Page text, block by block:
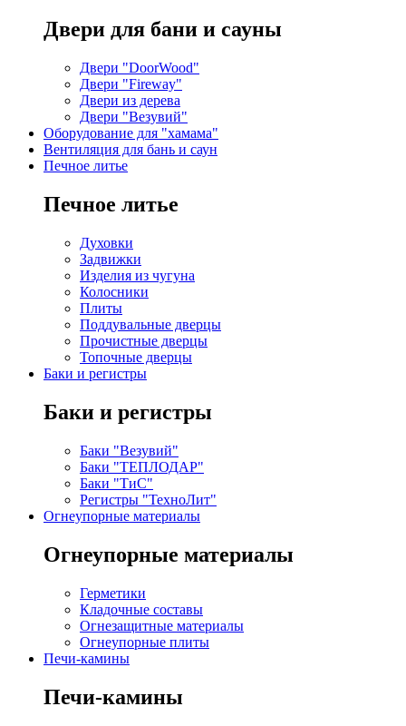
Двери для бани и сауны
Двери "DoorWood"
Двери "Fireway"
Двери из дерева
Двери "Везувий"
Оборудование для "хамама"
Вентиляция для бань и саун
Печное литье
Печное литье
Духовки
Задвижки
Изделия из чугуна
Колосники
Плиты
Поддувальные дверцы
Прочистные дверцы
Топочные дверцы
Баки и регистры
Баки и регистры
Баки "Везувий"
Баки "ТЕПЛОДАР"
Баки "ТиС"
Регистры "ТехноЛит"
Огнеупорные материалы
Огнеупорные материалы
Герметики
Кладочные составы
Огнезащитные материалы
Огнеупорные плиты
Печи-камины
Печи-камины